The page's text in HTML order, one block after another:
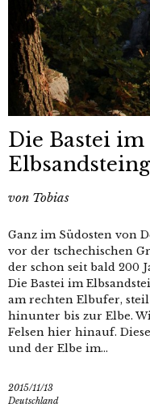
Die Bastei im
von Tobias
Ganz im Südosten von
vor der tschechischen
der schon seit bald 200
Die Bastei im
am rechten Elbufer,
hinunter bis zur Elbe.
Felsen hier hinauf.
und der Elbe im...
2015/11/13
Deutschland